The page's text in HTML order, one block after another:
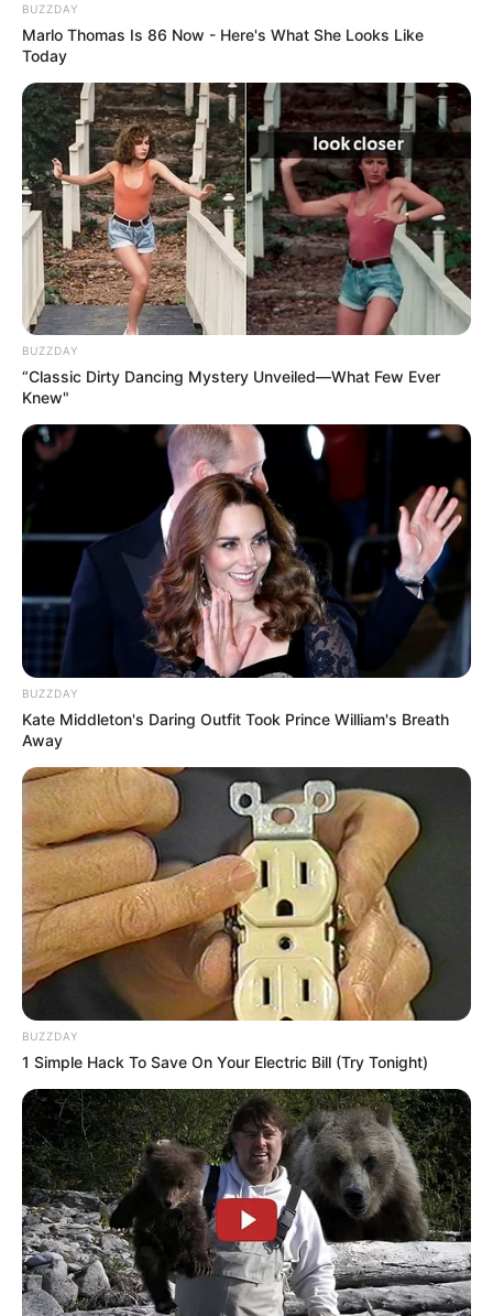
BUZZDAY
Marlo Thomas Is 86 Now - Here's What She Looks Like
Today
BUZZDAY
“Classic Dirty Dancing Mystery Unveiled—What Few Ever
Knew"
BUZZDAY
Kate Middleton's Daring Outfit Took Prince William's Breath
Away
BUZZDAY
1 Simple Hack To Save On Your Electric Bill (Try Tonight)